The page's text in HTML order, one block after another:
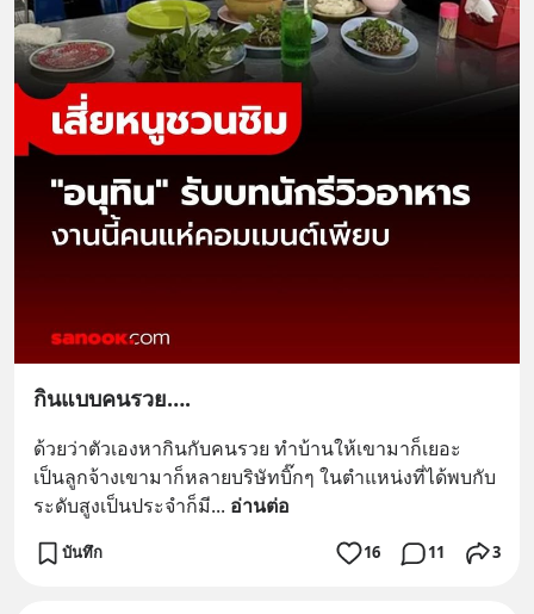
กินแบบคนรวย….
ด้วยว่าตัวเองหากินกับคนรวย ทำบ้านให้เขามาก็เยอะ
เป็นลูกจ้างเขามาก็หลายบริษัทบิ๊กๆ ในตำแหน่งที่ได้พบกับ
ระดับสูงเป็นประจำก็มี... อ่านต่อ
บันทึก 16 11 3